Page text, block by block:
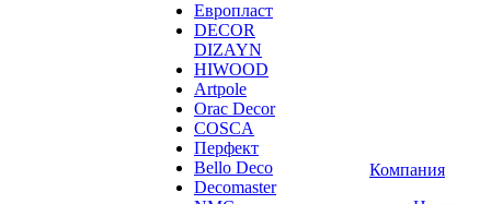
Европласт
DECOR
DIZAYN
HIWOOD
Artpole
Orac Decor
COSCA
Перфект
Bello Deco
Decomaster
Компания